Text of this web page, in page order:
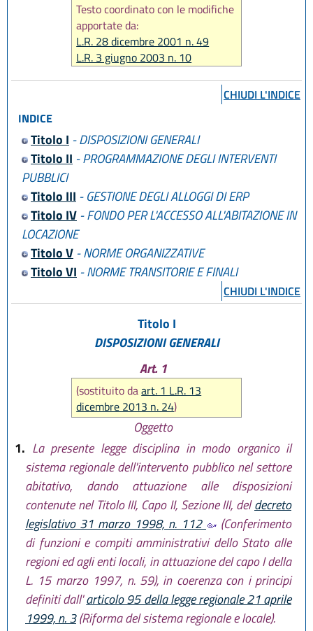
Testo coordinato con le modifiche
apportate da:
L.R. 28 dicembre 2001 n. 49
L.R. 3 giugno 2003 n. 10
L.R. 22 dicembre 2011 n. 21
L.R. 13 dicembre 2013 n. 24
L.R. 15 luglio 2016 n. 11
L.R. 23 dicembre 2016 n. 25
L.R. 1 agosto 2017, n. 18
L.R. 22 ottobre 2018, n. 14
L.R. 30 luglio 2019, n. 13
L.R. 1 agosto 2019, n. 17
L.R. 29 dicembre 2020, n. 11
L.R. 3 agosto 2022, n. 11
L.R. 14 giugno 2024, n. 7
L.R. 11 giugno 2026, n. 6
CHIUDI L'INDICE
INDICE
Titolo I - DISPOSIZIONI GENERALI
Titolo II - PROGRAMMAZIONE DEGLI INTERVENTI
PUBBLICI
Titolo III - GESTIONE DEGLI ALLOGGI DI ERP
Titolo IV- FONDO PER L'ACCESSO ALL'ABITAZIONE IN
LOCAZIONE
Titolo V- NORME ORGANIZZATIVE
Titolo VI - NORME TRANSITORIE E FINALI
CHIUDI L'INDICE
Titolo I
DISPOSIZIONI GENERALI
Art. 1
(sostituito daart. 1 L.R. 13
dicembre 2013 n. 24)
Oggetto
1. La presente legge disciplina in modo organico il
sistema regionale dell'intervento pubblico nel settore
abitativo, dando attuazione alle disposizioni
contenute nel Titolo III, Capo II, Sezione III, deldecreto
legislativo 31 marzo 1998, n. 112
(Conferimento
di funzioni e compiti amministrativi dello Stato alle
regioni ed agli enti locali, in attuazione del capo I della
L. 15 marzo 1997, n. 59), in coerenza con i principi
definiti dall'articolo 95 della legge regionale 21 aprile
1999, n. 3(Riforma del sistema regionale e locale).